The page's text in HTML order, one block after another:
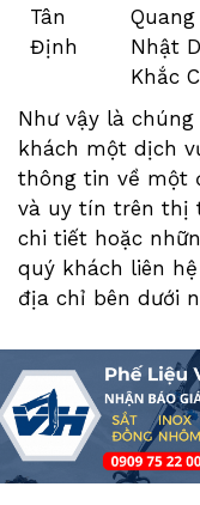
Tân
Định
Nhật
Khắc
Như vậy là
khách một dịch
thông tin về một
và uy tín trên thị
chi tiết hoặc
quý khách liên
địa chỉ bên dưới